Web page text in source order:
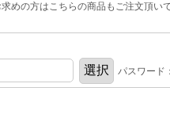
めの方はこちらの商品もご注文頂い
パスワード：